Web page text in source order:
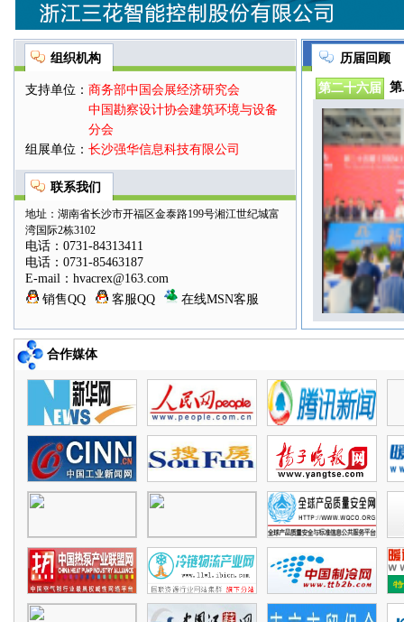
组织机构
支持单位： 商务部中国会展经济研究会
中国勘察设计协会建筑环境与设备
分会
组展单位： 长沙强华信息科技有限公司
联系我们
地址：湖南省长沙市开福区金泰路199号湘江世纪城富
湾国际2栋3102
电话：0731-84313411
电话：0731-85463187
E-mail：hvacrex@163.com
销售QQ
客服QQ 在线MSN客服
历届回顾
第二十六届
合作媒体